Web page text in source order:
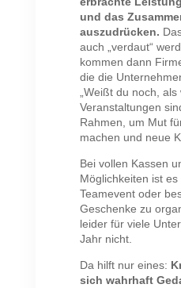
und das
auszudrücken.
auch „verdaut“
kommen dann
die die
„Weißt du noch,
Veranstaltungen
Rahmen, um Mut
machen und neue
Bei vollen Kassen
Möglichkeiten ist
Teamevent oder
Geschenke zu
leider für viele
Jahr nicht.
Da hilft nur eines:
sich wahrhaft